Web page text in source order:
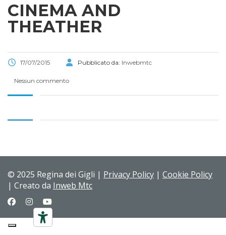
CINEMA AND
THEATHER
17/07/2015 Pubblicato da: Inwebmtc
Nessun commento
© 2025 Regina dei Gigli | Privacy Policy | Cookie Policy
| Creato da Inweb Mtc